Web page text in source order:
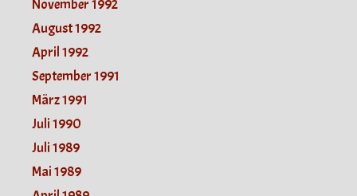
November 1992
August 1992
April 1992
September 1991
März 1991
Juli 1990
Juli 1989
Mai 1989